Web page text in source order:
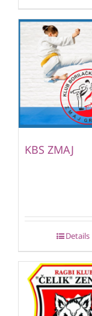
KBS ZMAJ
Details